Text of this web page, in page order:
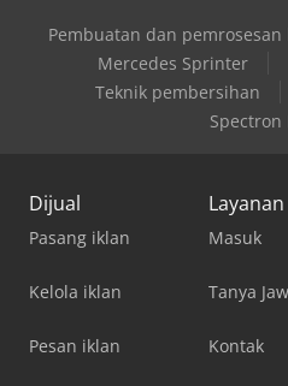
Pembuatan dan
Mercedes Sprinter
Teknik pembersihan
Spectron
Dijual
Pasang iklan
Kelola iklan
Pesan iklan
Masuk
Tanya
Kontak